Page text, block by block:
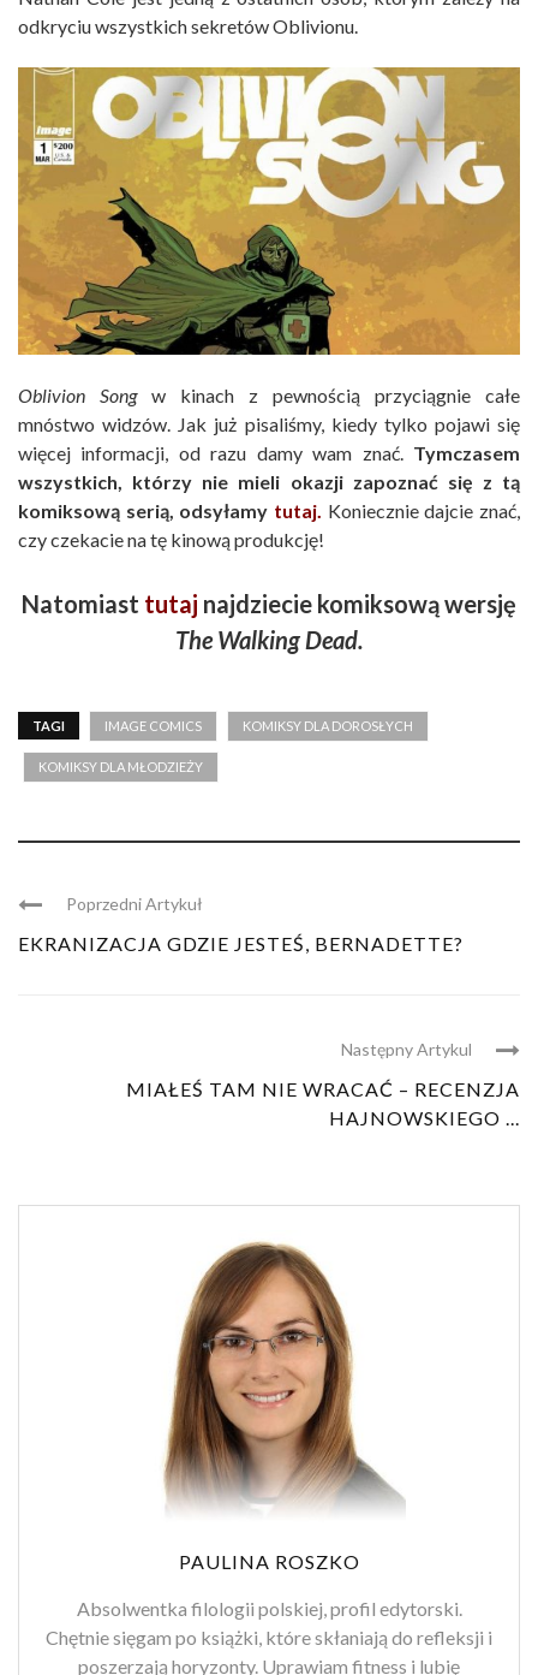
odkryciu wszystkich sekretów Oblivionu.
Oblivion Songw kinach z pewnością przyciągnie całe
mnóstwo widzów. Jak już pisaliśmy, kiedy tylko pojawi się
więcej informacji, od razu damy wam znać. Tymczasem
wszystkich, którzy nie mieli okazji zapoznać się z tą
komiksową serią, odsyłamy tutaj. Koniecznie dajcie znać,
czy czekacie na tę kinową produkcję!
Natomiast tutaj najdziecie komiksową wersję
The WalkingDead.
TAGI IMAGE COMICS KOMIKSY DLA DOROSŁYCH
KOMIKSY DLA MŁODZIEŻY
Poprzedni Artykuł
EKRANIZACJA GDZIE JESTEŚ, BERNADETTE?
Następny Artykul
MIAŁEŚ TAM NIE WRACAĆ – RECENZJA
HAJNOWSKIEGO ...
PAULINA ROSZKO
Absolwentka filologii polskiej, profil edytorski.
Chętnie sięgam po książki, które skłaniają do refleksji i
poszerzają horyzonty. Uprawiam fitness i lubię